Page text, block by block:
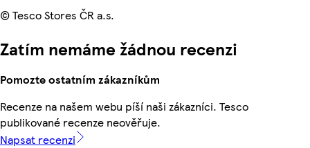
© Tesco Stores ČR a.s.
Zatím nemáme žádnou recenzi
Pomozte ostatním zákazníkům
Recenze na našem webu píší naši zákazníci. Tesco
publikované recenze neověřuje.
Napsat recenzi